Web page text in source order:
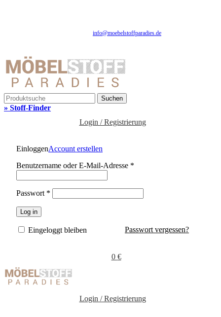
info@moebelstoffparadies.de
Suchen
» Stoff-Finder
Login / Registrierung
EinloggenAccount erstellen
Benutzername oder E-Mail-Adresse *
Passwort *
Log in
Passwort vergessen?
Eingeloggt bleiben
0 €
Login / Registrierung